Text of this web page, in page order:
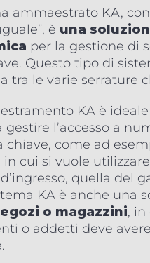
ammaestrato KA,
è una
per la gestione di
Questo tipo di
tra le varie serrature
KA è
gestire l’accesso a
chiave, come ad
in cui si vuole
quella del
KA è anche una
o magazzini,
o addetti deve